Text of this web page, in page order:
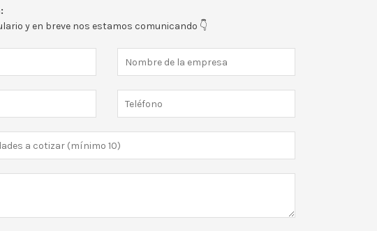
y en breve nos estamos comunicando 👇